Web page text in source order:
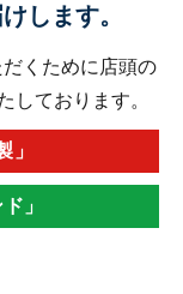
します。
くために店頭の
しております。
」
」